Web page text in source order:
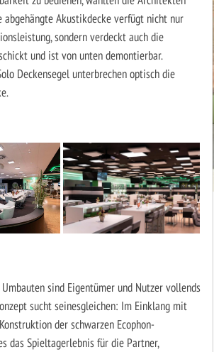
abgehängte Akustikdecke verfügt nicht nur
sondern verdeckt auch die
und ist von unten demontierbar.
Deckensegel unterbrechen optisch die
sind Eigentümer und Nutzer vollends
sucht seinesgleichen: Im Einklang mit
der schwarzen Ecophon-
das Spieltagerlebnis für die Partner,